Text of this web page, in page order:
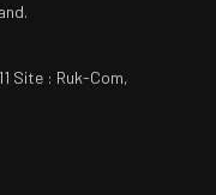
Site : Ruk-Com,